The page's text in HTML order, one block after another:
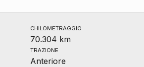
CHILOMETRAGGIO
70.304 km
TRAZIONE
Anteriore